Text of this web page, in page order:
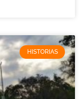
HISTORIAS